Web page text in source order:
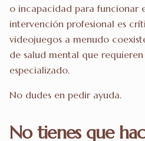
o incapacidad para funcionar
intervención profesional es
videojuegos a menudo
de salud mental que
especializado.
No dudes en pedir ayuda.
No tienes que